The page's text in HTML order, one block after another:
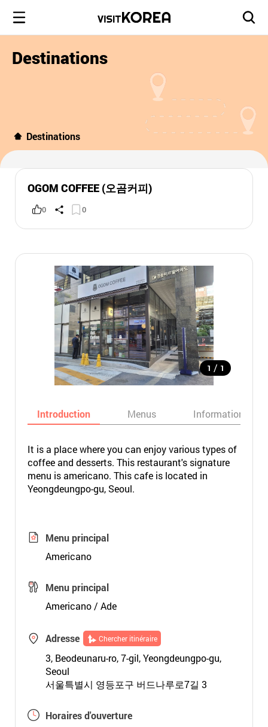
Destinations
Destinations
OGOM COFFEE (오곰커피)
0 0
1 / 1
Introduction Menus Informations
It is a place where you can enjoy various types of
coffee and desserts. This restaurant's signature
menu is americano. This cafe is located in
Yeongdeungpo-gu, Seoul.
Menu principal
Americano
Menu principal
Americano / Ade
Adresse Chercher itinéraire
3, Beodeunaru-ro, 7-gil, Yeongdeungpo-gu,
Seoul
서울특별시 영등포구 버드나루로7길 3
Horaires d'ouverture